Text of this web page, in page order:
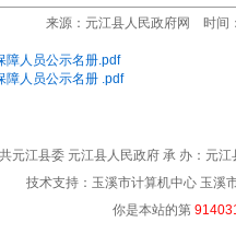
来源：元江县人民政府网 时间
障人员公示名册.pdf
障人员公示名册 .pdf
元江县委 元江县人民政府 承 办：元
技术支持：玉溪市计算机中心 玉溪
你是本站的第